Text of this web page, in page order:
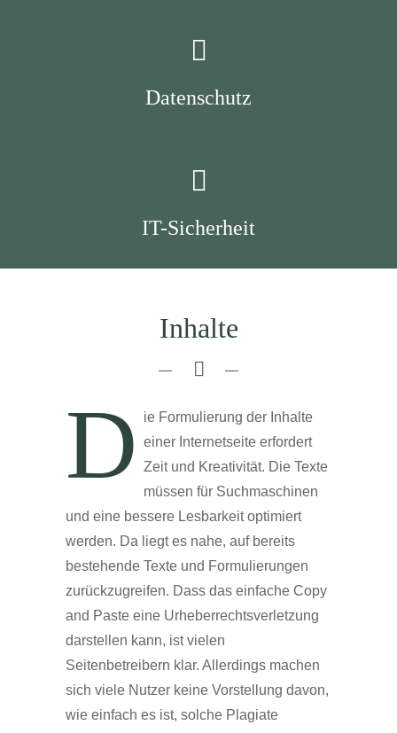
Datenschutz
IT-Sicherheit
Inhalte
D
ie Formulierung der Inhalte
einer Internetseite erfordert
Zeit und Kreativität. Die Texte
müssen für Suchmaschinen
und eine bessere Lesbarkeit optimiert
werden. Da liegt es nahe, auf bereits
bestehende Texte und Formulierungen
zurückzugreifen. Dass das einfache Copy
and Paste eine Urheberrechtsverletzung
darstellen kann, ist vielen
Seitenbetreibern klar. Allerdings machen
sich viele Nutzer keine Vorstellung davon,
wie einfach es ist, solche Plagiate